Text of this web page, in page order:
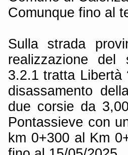
Comunque fino al
Sulla strada
realizzazione del
3.2.1 tratta Libertà
disassamento
due corsie da
Pontassieve con
km 0+300 al Km